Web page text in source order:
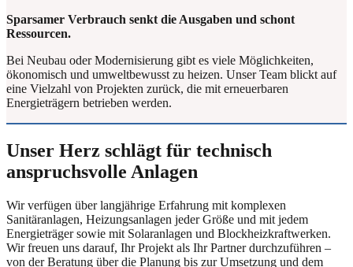
Sparsamer Verbrauch senkt die Ausgaben und schont
Ressourcen.
Bei Neubau oder Modernisierung gibt es viele Möglichkeiten,
ökonomisch und umweltbewusst zu heizen. Unser Team blickt auf
eine Vielzahl von Projekten zurück, die mit erneuerbaren
Energieträgern betrieben werden.
Unser Herz schlägt für technisch
anspruchsvolle Anlagen
Wir verfügen über langjährige Erfahrung mit komplexen
Sanitäranlagen, Heizungsanlagen jeder Größe und mit jedem
Energieträger sowie mit Solaranlagen und Blockheizkraftwerken.
Wir freuen uns darauf, Ihr Projekt als Ihr Partner durchzuführen –
von der Beratung über die Planung bis zur Umsetzung und dem